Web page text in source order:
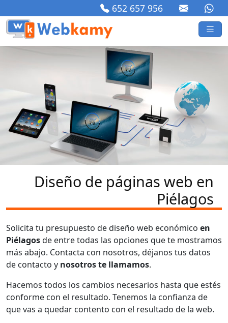
652 657 956
Diseño de páginas web en
Piélagos
Solicita tu presupuesto de diseño web económico en
Piélagosde entre todas las opciones que te mostramos
más abajo. Contacta con nosotros, déjanos tus datos
de contacto y nosotros te llamamos.
Hacemos todos los cambios necesarios hasta que estés
conforme con el resultado. Tenemos la confianza de
que vas a quedar contento con el resultado de la web.